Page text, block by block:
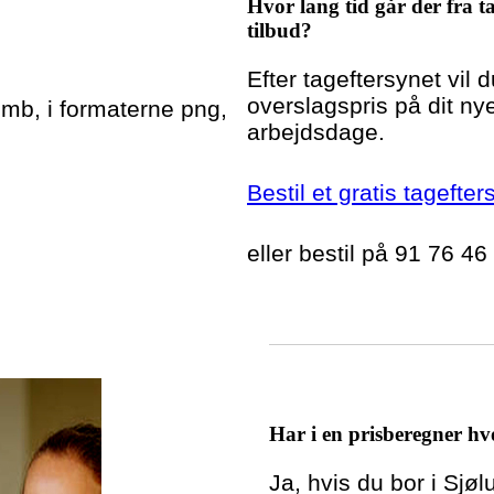
i formaterne png,
Hvor lang tid går der fra
tilbud?
Efter tageftersynet vil
overslagspris på dit
arbejdsdage.
Bestil et gratis
eller bestil på 91 76
Har i en prisberegner
Ja, hvis du bor i